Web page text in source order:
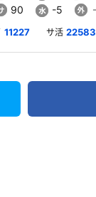
90 -5
11227 サ活 22583